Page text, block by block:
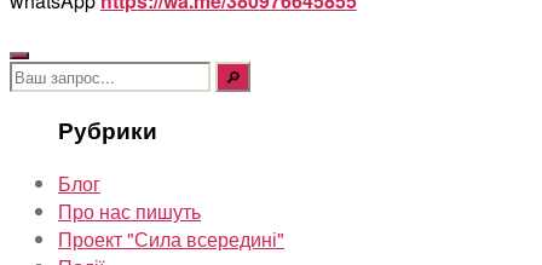
Шукати:
Рубрики
Блог
Про нас пишуть
Проект "Сила всередині"